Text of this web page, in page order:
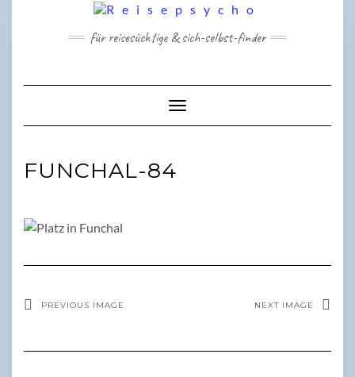
für reisesüchtige & sich-selbst-finder
Toggle Navigation
FUNCHAL-84
PREVIOUS IMAGE NEXT IMAGE